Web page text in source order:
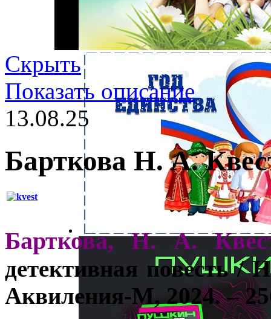
Скрыть
Показать описание
13.08.25
Барткова Н. А.
Барткова, Н. А.
детективная повесть /
Аквиления-М, 2024. –